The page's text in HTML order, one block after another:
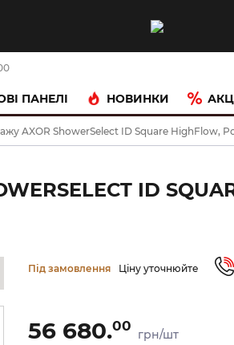
ПАНЕЛІ НОВИНКИ
AXOR ShowerSelect ID Square HighFlow,
ID
Під замовлення Ціну уточнюйте
56 680.00
грн/шт